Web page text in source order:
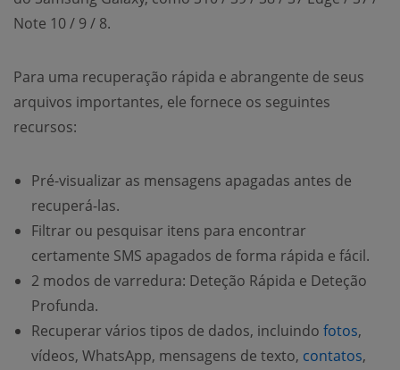
Note 10 / 9 / 8.
Para uma recuperação rápida e abrangente de seus
arquivos importantes, ele fornece os seguintes
recursos:
Pré-visualizar as mensagens apagadas antes de
recuperá-las.
Filtrar ou pesquisar itens para encontrar
certamente SMS apagados de forma rápida e fácil.
2 modos de varredura: Deteção Rápida e Deteção
Profunda.
Recuperar vários tipos de dados, incluindo fotos,
vídeos, WhatsApp, mensagens de texto, contatos,